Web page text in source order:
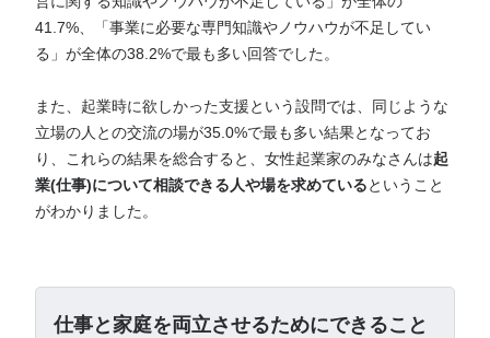
41.7%、「事業に必要な専門知識やノウハウが不足してい
る」が全体の38.2%で最も多い回答でした。
また、起業時に欲しかった支援という設問では、同じような
立場の人との交流の場が35.0%で最も多い結果となってお
り、これらの結果を総合すると、女性起業家のみなさんは起
業(仕事)について相談できる人や場を求めている ということ
がわかりました。
仕事と家庭を両立させるためにできること